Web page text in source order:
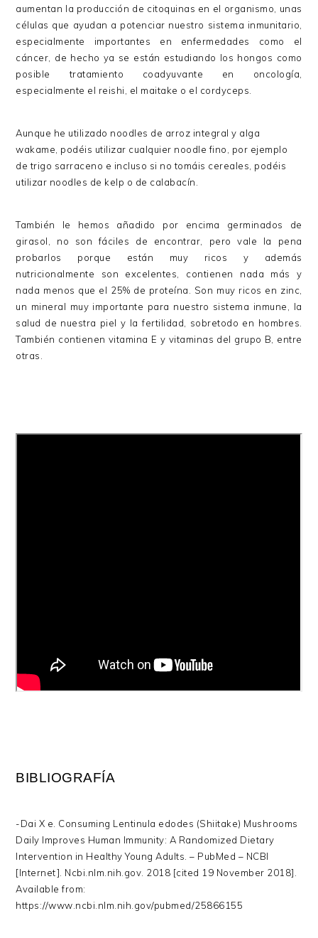
aumentan la producción de citoquinas en el organismo, unas
células que ayudan a potenciar nuestro sistema inmunitario,
especialmente importantes en enfermedades como el
cáncer, de hecho ya se están estudiando los hongos como
posible tratamiento coadyuvante en oncología,
especialmente el reishi, el maitake o el cordyceps.
Aunque he utilizado noodles de arroz integral y alga
wakame, podéis utilizar cualquier noodle fino, por ejemplo
de trigo sarraceno e incluso si no tomáis cereales, podéis
utilizar noodles de kelp o de calabacín.
También le hemos añadido por encima germinados de
girasol, no son fáciles de encontrar, pero vale la pena
probarlos porque están muy ricos y además
nutricionalmente son excelentes, contienen nada más y
nada menos que el 25% de proteína. Son muy ricos en zinc,
un mineral muy importante para nuestro sistema inmune, la
salud de nuestra piel y la fertilidad, sobretodo en hombres.
También contienen vitamina E y vitaminas del grupo B, entre
otras.
BIBLIOGRAFÍA
-Dai X e. Consuming Lentinula edodes (Shiitake) Mushrooms
Daily Improves Human Immunity: A Randomized Dietary
Intervention in Healthy Young Adults. – PubMed – NCBI
[Internet]. Ncbi.nlm.nih.gov. 2018 [cited 19 November 2018].
Available from:
https://www.ncbi.nlm.nih.gov/pubmed/25866155